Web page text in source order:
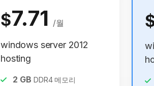
$7.71 /월
windows server 2012
hosting
2 GB DDR4 메모리